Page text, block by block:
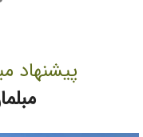
پیشنهاد